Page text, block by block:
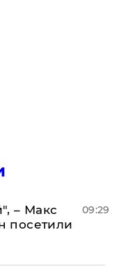
– Макс
посетили
09:29